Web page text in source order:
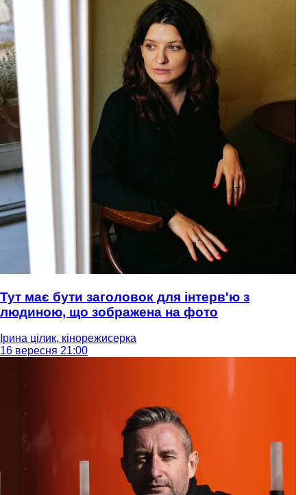
Тут має бути заголовок для інтерв'ю з
людиною, що зображена на фото
Ірина цілик, кінорежисерка
16 вересня 21:00